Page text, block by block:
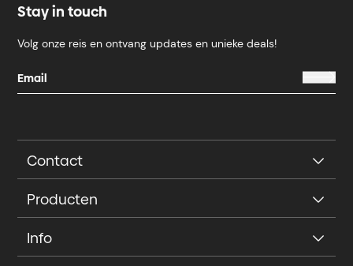
Stay in touch
Volg onze reis en ontvang updates en unieke deals!
Contact
Producten
Info